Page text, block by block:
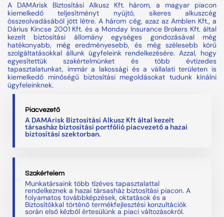
A DAMArisk Biztosítási Alkusz Kft. három, a magyar piacon
kiemelkedő teljesítményt nyújtó, sikeres alkuszcég
összeolvadásából jött létre. A három cég, azaz az Amblen Kft., a
Dárius Kincse 2001 Kft. és a Monday Insurance Brokers Kft. által
kezelt biztosítási állomány egységes gondozásával még
hatékonyabb, még eredményesebb, és még szélesebb körű
szolgáltatásokkal állunk ügyfeleink rendelkezésére. Azzal, hogy
egyesítettük szakértelmünket és több évtizedes
tapasztalatunkat, immár a lakossági és a vállalati területen is
kiemelkedő minőségű biztosítási megoldásokat tudunk kínálni
ügyfeleinknek.
Piacvezető
A DAMArisk Biztosítási Alkusz Kft által kezelt
társasház biztosítási portfólió piacvezető a hazai
biztosítási szektorban.
Szakértelem
Munkatársaink több tízéves tapasztalattal
rendelkeznek a hazai társasház biztosítási piacon. A
folyamatos továbbképzések, oktatások és a
Biztosítókkal történő termékfejlesztési konzultációk
során első kézből értesülünk a piaci változásokról.